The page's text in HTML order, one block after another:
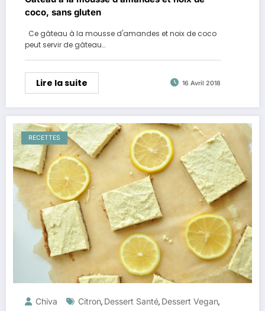
coco, sans gluten
Ce gâteau à la mousse d'amandes et noix de coco
peut servir de gâteau…
Lire la suite 16 Avril 2018
RECETTES
Chiva Citron, Dessert Santé, Dessert Vegan,